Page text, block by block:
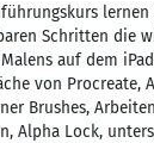
Schritten die
auf dem
von Procreate,
Brushes,
Alpha Lock,